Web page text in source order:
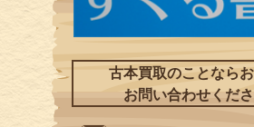
古本買取のことなら
お問い合わせくだ